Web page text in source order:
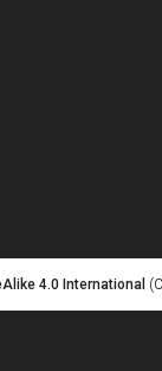
4.0 International